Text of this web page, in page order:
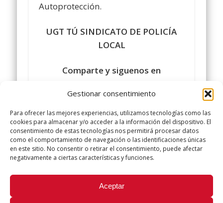
Gestionar consentimiento
Para ofrecer las mejores experiencias, utilizamos tecnologías como las
cookies para almacenar y/o acceder a la información del dispositivo. El
consentimiento de estas tecnologías nos permitirá procesar datos
como el comportamiento de navegación o las identificaciones únicas
en este sitio. No consentir o retirar el consentimiento, puede afectar
negativamente a ciertas características y funciones.
Aceptar
Autoprotección.
UGT TÚ SINDICATO DE POLICÍA
LOCAL
Comparte y siguenos en
https://www.facebook.com/policialocalugt/
#sindicatopolicialocalugt#UGT
+Sindicato Policía Local UGT
twitter.com/UGTPoliciaLocal
http://www.policialocalugt.es
Did you like this article? Share it with your friends!